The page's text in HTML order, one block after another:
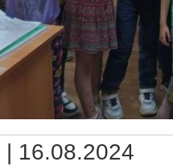
| 16.08.2024